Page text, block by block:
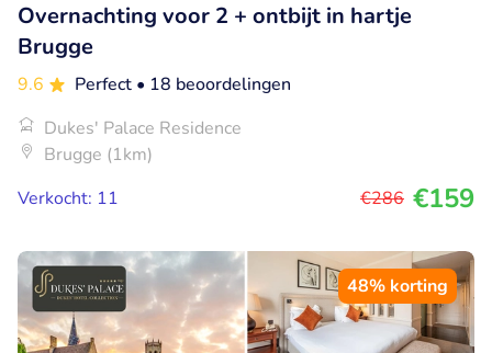
Overnachting voor 2 + ontbijt in hartje
Brugge
9.6 Perfect • 18 beoordelingen
Dukes' Palace Residence
Brugge (1km)
Verkocht: 11
€286 €159
48% korting